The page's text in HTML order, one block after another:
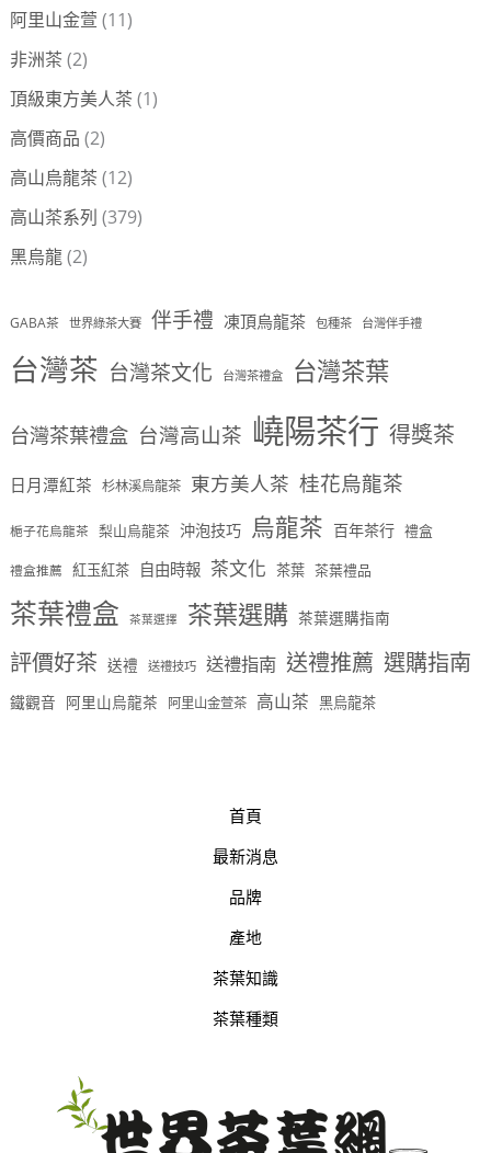
阿里山金萱 (11)
非洲茶 (2)
頂級東方美人茶 (1)
高價商品 (2)
高山烏龍茶 (12)
高山茶系列 (379)
黑烏龍(2)
GABA茶 世界綠茶大賽 伴手禮 凍頂烏龍茶 包種茶 台灣伴手禮
台灣茶 台灣茶文化 台灣茶禮盒 台灣茶葉
台灣茶葉禮盒 台灣高山茶 嶢陽茶行 得獎茶
日月潭紅茶 杉林溪烏龍茶 東方美人茶 桂花烏龍茶
梔子花烏龍茶 梨山烏龍茶 沖泡技巧 烏龍茶 百年茶行 禮盒
禮盒推薦 紅玉紅茶 自由時報 茶文化 茶葉 茶葉禮品
茶葉禮盒 茶葉選擇 茶葉選購 茶葉選購指南
評價好茶 送禮 送禮技巧 送禮指南 送禮推薦 選購指南
鐵觀音 阿里山烏龍茶 阿里山金萱茶 高山茶 黑烏龍茶
首頁
最新消息
品牌
產地
茶葉知識
茶葉種類